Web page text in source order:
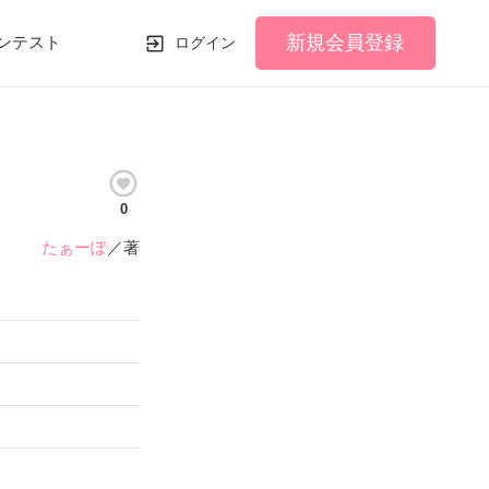
テスト ログイン 新規会員登録
0
たぁーぽ／著